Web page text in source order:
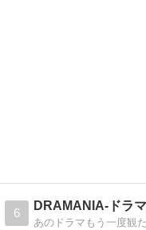
6
DRAMANIA-ドラ